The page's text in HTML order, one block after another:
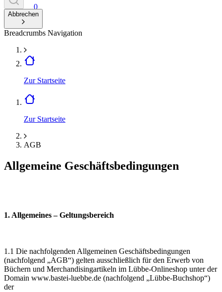
0
Abbrechen
Breadcrumbs Navigation
Zur Startseite
Zur Startseite
AGB
Allgemeine Geschäftsbedingungen
1. Allgemeines – Geltungsbereich
1.1 Die nachfolgenden Allgemeinen Geschäftsbedingungen
(nachfolgend „AGB“) gelten ausschließlich für den Erwerb von
Büchern und Merchandisingartikeln im Lübbe-Onlineshop unter der
Domain www.bastei-luebbe.de (nachfolgend „Lübbe-Buchshop“)
der